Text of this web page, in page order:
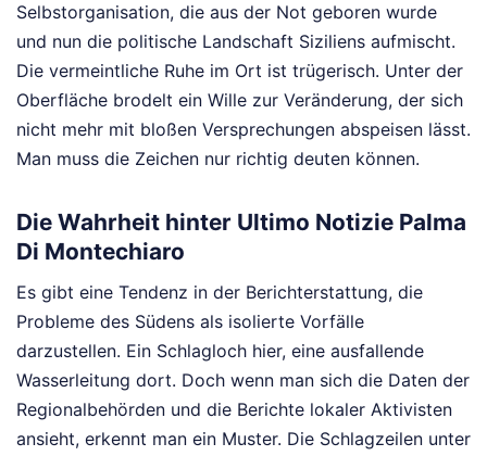
Selbstorganisation, die aus der Not geboren wurde
und nun die politische Landschaft Siziliens aufmischt.
Die vermeintliche Ruhe im Ort ist trügerisch. Unter der
Oberfläche brodelt ein Wille zur Veränderung, der sich
nicht mehr mit bloßen Versprechungen abspeisen lässt.
Man muss die Zeichen nur richtig deuten können.
Die Wahrheit hinter Ultimo Notizie Palma
Di Montechiaro
Es gibt eine Tendenz in der Berichterstattung, die
Probleme des Südens als isolierte Vorfälle
darzustellen. Ein Schlagloch hier, eine ausfallende
Wasserleitung dort. Doch wenn man sich die Daten der
Regionalbehörden und die Berichte lokaler Aktivisten
ansieht, erkennt man ein Muster. Die Schlagzeilen unter